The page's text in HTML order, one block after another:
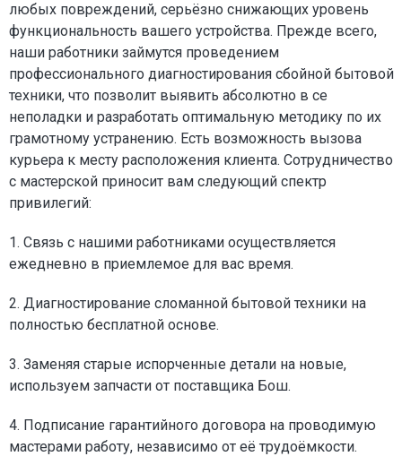
любых повреждений, серьёзно снижающих уровень
функциональность вашего устройства. Прежде всего,
наши работники займутся проведением
профессионального диагностирования сбойной бытовой
техники, что позволит выявить абсолютно в се
неполадки и разработать оптимальную методику по их
грамотному устранению. Есть возможность вызова
курьера к месту расположения клиента. Сотрудничество
с мастерской приносит вам следующий спектр
привилегий:
1. Связь с нашими работниками осуществляется
ежедневно в приемлемое для вас время.
2. Диагностирование сломанной бытовой техники на
полностью бесплатной основе.
3. Заменяя старые испорченные детали на новые,
используем запчасти от поставщика Бош.
4. Подписание гарантийного договора на проводимую
мастерами работу, независимо от её трудоёмкости.